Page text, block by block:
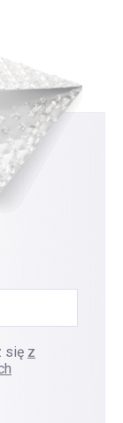
się z